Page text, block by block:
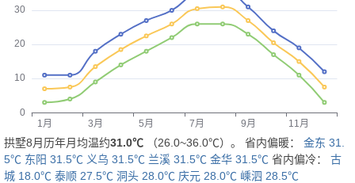
拱墅8月历年月均温约31.0℃ （26.0~36.0℃）。 省内偏暖： 金东 31.
5℃ 东阳 31.5℃ 义乌 31.5℃ 兰溪 31.5℃ 金华 31.5℃ 省内偏冷： 古
城 18.0℃ 泰顺 27.5℃ 洞头 28.0℃ 庆元 28.0℃ 嵊泗 28.5℃